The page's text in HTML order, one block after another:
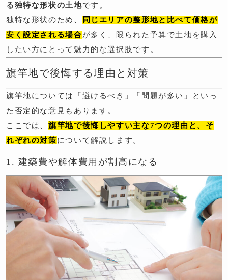
る独特な形状の土地です。
独特な形状のため、
同じエリアの整形地と比べて価格が
安く設定される場合が多く、限られた予算で土地を購入
したい方にとって魅力的な選択肢です。
旗竿地で後悔する理由と対策
旗竿地については「避けるべき」「問題が多い」といっ
た否定的な意見もあります。
ここでは、旗竿地で後悔しやすい主な7つの理由と、そ
れぞれの対策について解説します。
1. 建築費や解体費用が割高になる